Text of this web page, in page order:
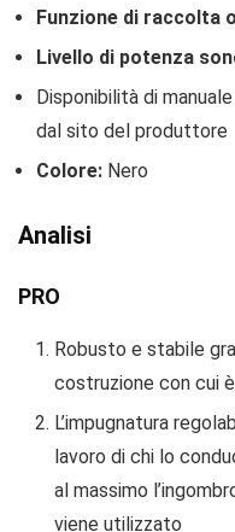
Funzione di raccolta
Livello di potenza
Disponibilità di
dal sito del produttore
Colore: Nero
Analisi
PRO
Robusto e stabile
costruzione con cui
L’impugnatura
lavoro di chi lo
al massimo
viene utilizzato